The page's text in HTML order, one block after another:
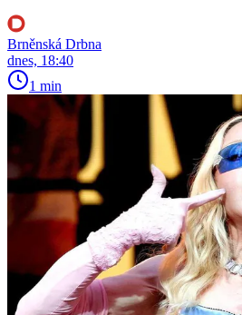
Brněnská Drbna
dnes, 18:40
1 min